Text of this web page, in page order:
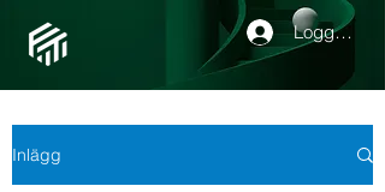
Logga in
Inlägg